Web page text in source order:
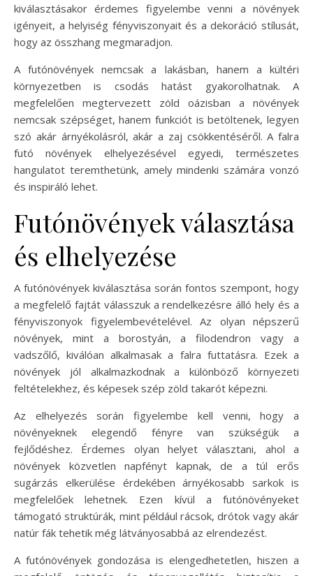
kiválasztásakor érdemes figyelembe venni a növények
igényeit, a helyiség fényviszonyait és a dekoráció stílusát,
hogy az összhang megmaradjon.
A futónövények nemcsak a lakásban, hanem a kültéri
környezetben is csodás hatást gyakorolhatnak. A
megfelelően megtervezett zöld oázisban a növények
nemcsak szépséget, hanem funkciót is betöltenek, legyen
szó akár árnyékolásról, akár a zaj csökkentéséről. A falra
futó növények elhelyezésével egyedi, természetes
hangulatot teremthetünk, amely mindenki számára vonzó
és inspiráló lehet.
Futónövények választása
és elhelyezése
A futónövények kiválasztása során fontos szempont, hogy
a megfelelő fajtát válasszuk a rendelkezésre álló hely és a
fényviszonyok figyelembevételével. Az olyan népszerű
növények, mint a borostyán, a filodendron vagy a
vadszőlő, kiválóan alkalmasak a falra futtatásra. Ezek a
növények jól alkalmazkodnak a különböző környezeti
feltételekhez, és képesek szép zöld takarót képezni.
Az elhelyezés során figyelembe kell venni, hogy a
növényeknek elegendő fényre van szükségük a
fejlődéshez. Érdemes olyan helyet választani, ahol a
növények közvetlen napfényt kapnak, de a túl erős
sugárzás elkerülése érdekében árnyékosabb sarkok is
megfelelőek lehetnek. Ezen kívül a futónövényeket
támogató struktúrák, mint például rácsok, drótok vagy akár
natúr fák tehetik még látványosabbá az elrendezést.
A futónövények gondozása is elengedhetetlen, hiszen a